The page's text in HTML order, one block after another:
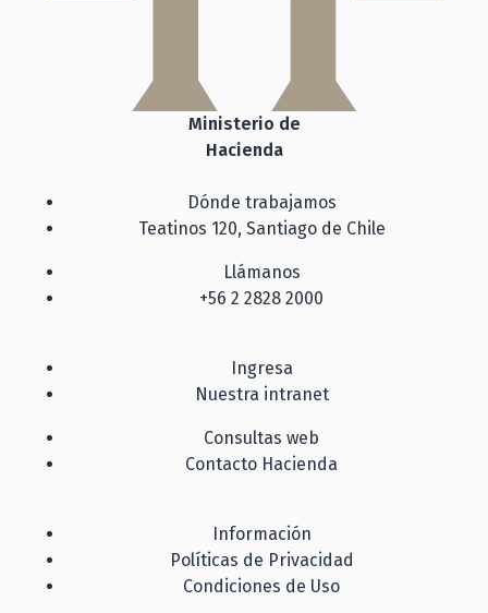
Ministerio de
Hacienda
Dónde trabajamos
Teatinos 120, Santiago de Chile
Llámanos
+56 2 2828 2000
Ingresa
Nuestra intranet
Consultas web
Contacto Hacienda
Información
Políticas de Privacidad
Condiciones de Uso